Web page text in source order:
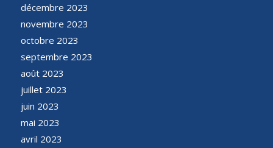
décembre 2023
novembre 2023
octobre 2023
septembre 2023
août 2023
juillet 2023
juin 2023
mai 2023
avril 2023